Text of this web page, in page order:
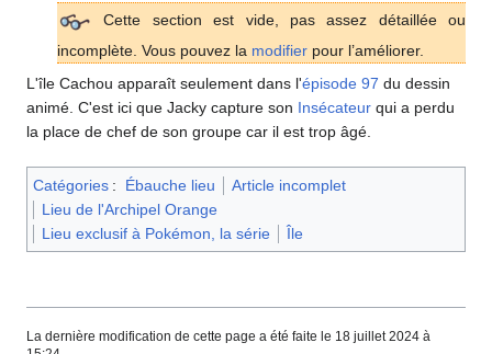
Cette section est vide, pas assez détaillée ou
incomplète. Vous pouvez la modifier pour l’améliorer.
L'île Cachou apparaît seulement dans l'épisode 97 du dessin
animé. C'est ici que Jacky capture son Insécateur qui a perdu
la place de chef de son groupe car il est trop âgé.
Catégories : Ébauche lieu
Article incomplet
Lieu de l'Archipel Orange
Lieu exclusif à Pokémon, la série
Île
La dernière modification de cette page a été faite le 18 juillet 2024 à